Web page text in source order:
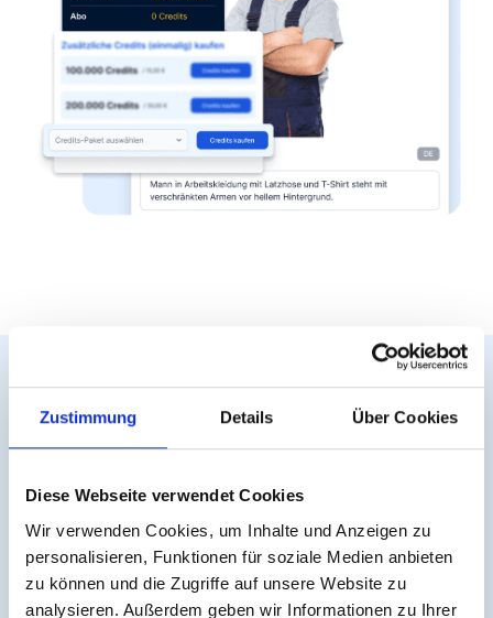
Zustimmung Details Über Cookies
Diese Webseite verwendet Cookies
Wir verwenden Cookies, um Inhalte und Anzeigen zu
personalisieren, Funktionen für soziale Medien anbieten
zu können und die Zugriffe auf unsere Website zu
analysieren. Außerdem geben wir Informationen zu Ihrer
Nahtlose Integration –
kein Plugin, kein
Aufwand
easyAlt ist Teil dereasyAI-Produktfamilieund
funktioniert über daseasyVision-Widget. Im Gegensatz
zu herkömmlichen Plugin-Lösungen benötigt das Tool